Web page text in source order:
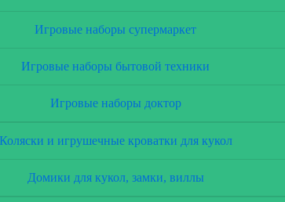
Игровые наборы супермаркет
Игровые наборы бытовой техники
Игровые наборы доктор
Коляски и игрушечные кроватки для кукол
Домики для кукол, замки, виллы